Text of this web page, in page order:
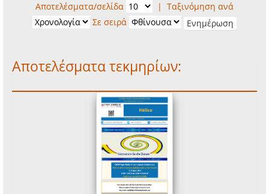
Αποτελέσματα/σελίδα
| Ταξινόμηση ανά
Σε σειρά
Αποτελέσματα τεκμηρίων: